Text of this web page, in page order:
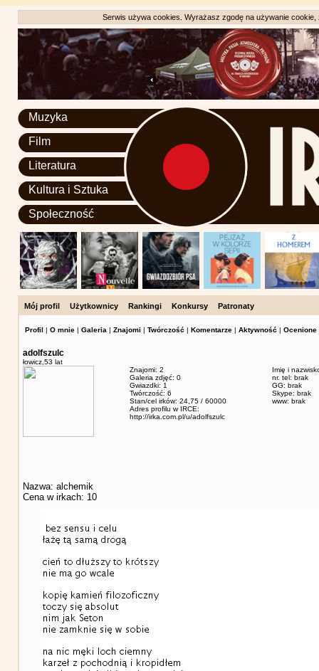
Serwis używa cookies. Wyrażasz zgodę na używanie
Muzyka
Film
Literatura
Kultura i Sztuka
Społeczność
Mój profil Użytkownicy Rankingi Konkursy Patronaty
Profil | O mnie | Galeria | Znajomi | Twórczość | Komentarze | Aktywność | Ocenione
adolfszulc
łowicz, 53 lat
Znajomi: 2
Galeria zdjęć: 0
Gwiazdki: 1
Twórczość: 6
Stan/cel irków: 24,75 / 60000
Adres profilu w IRCE:
http://irka.com.pl/u/adolfszulc
Imię i
nr. tel: brak
GG: brak
Skype: brak
www: brak
Nazwa: alchemik
Cena w irkach: 10